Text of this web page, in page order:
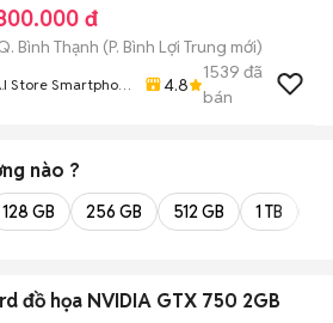
đ
Bình Thạnh (P. Bình Lợi Trung mới)
Store Smartphone
4.8
1539 đã
bán
nào ?
128 GB 256 GB 512 GB 1 TB
đồ họa NVIDIA GTX 750 2GB